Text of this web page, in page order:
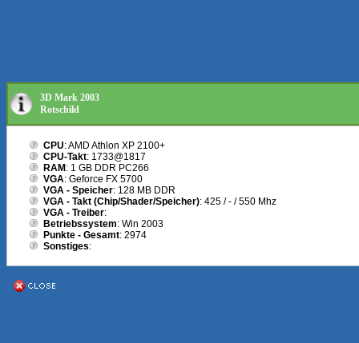
3D Mark 2003
Rotschild
CPU: AMD Athlon XP 2100+
CPU-Takt: 1733@1817
RAM : 1 GB DDR PC266
VGA: Geforce FX 5700
VGA - Speicher: 128 MB DDR
VGA - Takt (Chip/Shader/Speicher): 425 / - / 550 Mhz
VGA - Treiber:
Betriebssystem: Win 2003
Punkte - Gesamt: 2974
Sonstiges: